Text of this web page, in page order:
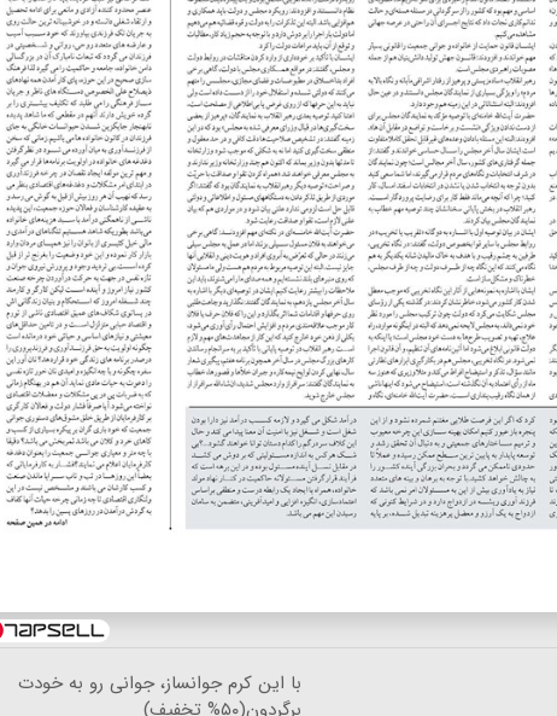
با این کرم جوانساز، جوانی رو به خودت
برگردون(۵۰% تخفیف)